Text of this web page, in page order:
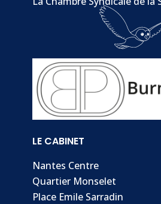
LE CABINET
Nantes Centre
Quartier Monselet
Place Emile Sarradin